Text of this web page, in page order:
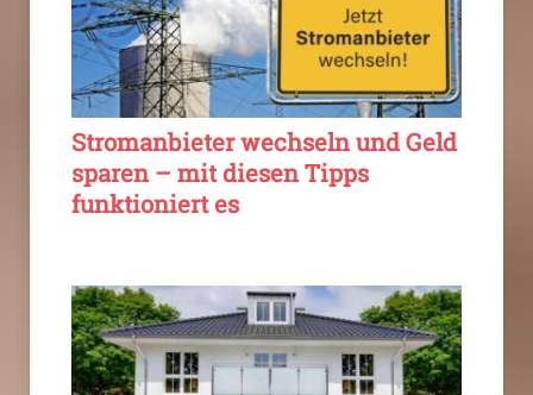
Stromanbieter wechseln und Geld
sparen – mit diesen Tipps
funktioniert es